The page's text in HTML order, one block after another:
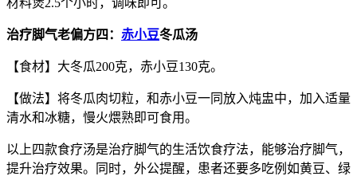
治疗脚气老偏方四： 赤小豆冬瓜汤
【食材】大冬瓜200克，赤小豆130克。
【做法】将冬瓜肉切粒，和赤小豆一同放入炖盅中，加入适量
清水和冰糖，慢火煨熟即可食用。
以上四款食疗汤是治疗脚气的生活饮食疗法，能够治疗脚气，
提升治疗效果。同时，外公提醒，患者还要多吃例如黄豆、绿